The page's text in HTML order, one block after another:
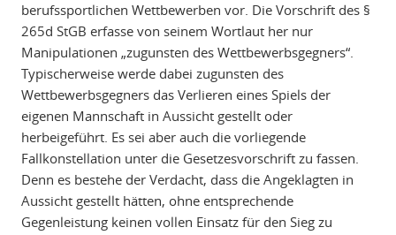
berufssportlichen Wettbewerben vor. Die Vorschrift des §
265d StGB erfasse von seinem Wortlaut her nur
Manipulationen „zugunsten des Wettbewerbsgegners“.
Typischerweise werde dabei zugunsten des
Wettbewerbsgegners das Verlieren eines Spiels der
eigenen Mannschaft in Aussicht gestellt oder
herbeigeführt. Es sei aber auch die vorliegende
Fallkonstellation unter die Gesetzesvorschrift zu fassen.
Denn es bestehe der Verdacht, dass die Angeklagten in
Aussicht gestellt hätten, ohne entsprechende
Gegenleistung keinen vollen Einsatz für den Sieg zu